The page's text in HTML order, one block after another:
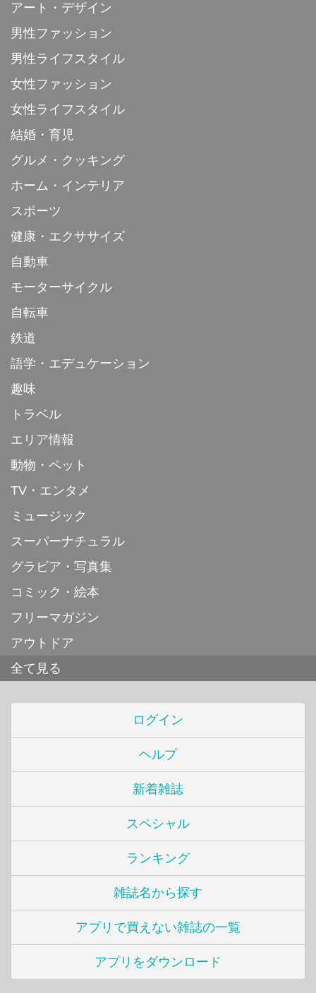
アート・デザイン
男性ファッション
男性ライフスタイル
女性ファッション
女性ライフスタイル
結婚・育児
グルメ・クッキング
ホーム・インテリア
スポーツ
健康・エクササイズ
自動車
モーターサイクル
自転車
鉄道
語学・エデュケーション
趣味
トラベル
エリア情報
動物・ペット
TV・エンタメ
ミュージック
スーパーナチュラル
グラビア・写真集
コミック・絵本
フリーマガジン
アウトドア
全て見る
ログイン
ヘルプ
新着雑誌
スペシャル
ランキング
雑誌名から探す
アプリで買えない雑誌の一覧
アプリをダウンロード